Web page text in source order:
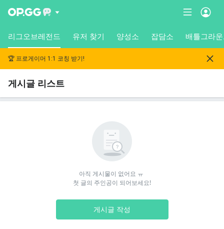
리그오브레전드 유저 찾기 양성소 잡담소 배틀그라
🏆 프로게이머 1:1 코칭 받기!
게시글 리스트
아직 게시물이 없어요 ㅠ
첫 글의 주인공이 되어보세요!
게시글 작성